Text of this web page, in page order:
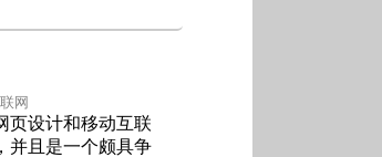
网
页设计和移动互联
并且是一个颇具争